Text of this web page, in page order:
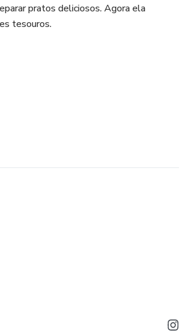
pratos deliciosos. Agora ela
tesouros.